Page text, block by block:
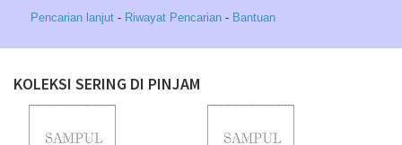
Pencarian lanjut - Riwayat Pencarian - Bantuan
KOLEKSI SERING DI PINJAM